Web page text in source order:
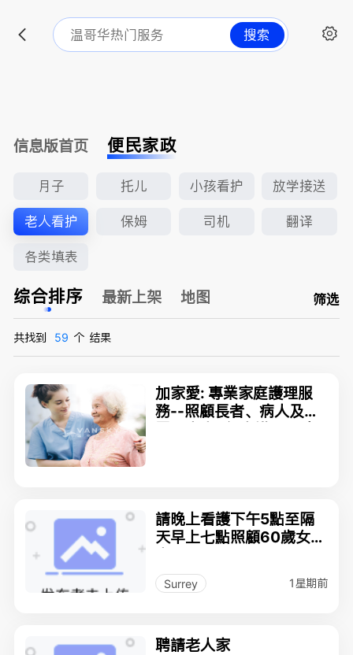
搜索
信息版首页 便民家政
月子 托儿 小孩看护 放学接送
老人看护 保姆 司机 翻译
各类填表
综合排序 最新上架 地图 筛选
共找到 59 个 结果
加家愛: 專業家庭護理服
務--照顧長者、病人及有
請晚上看護下午5點至隔
天早上七點照顧60歲女
Surrey 1星期前
聘請老人家